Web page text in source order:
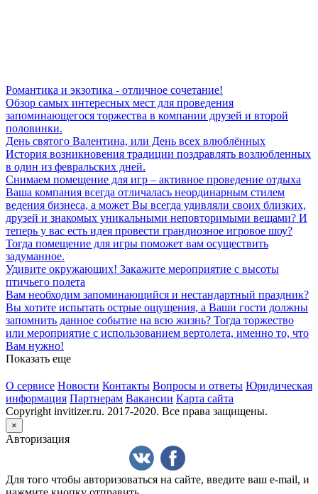
Романтика и экзотика - отличное сочетание!
Обзор самых интересных мест для проведения
запоминающегося торжества в компании друзей и второй
половинки.
День святого Валентина, или День всех влюблённых
История возникновения традиции поздравлять возлюбленных
в один из февральских дней.
Снимаем помещение для игр – активное проведение отдыха
Ваша компания всегда отличалась неординарным стилем
ведения бизнеса, а может Вы всегда удивляли своих близких,
друзей и знакомых уникальными неповторимыми вещами? И
теперь у вас есть идея провести грандиозное игровое шоу?
Тогда помещение для игры поможет вам осуществить
задуманное.
Удивите окружающих! Закажите мероприятие с высоты
птичьего полета
Вам необходим запоминающийся и нестандартный праздник?
Вы хотите испытать острые ощущения, а Ваши гости должны
запомнить данное событие на всю жизнь? Тогда торжество
или мероприятие с использованием вертолета, именно то, что
Вам нужно!
Показать еще
О сервисе Новости Контакты Вопросы и ответы Юридическая
информация Партнерам Вакансии Карта сайта
Copyright invitizer.ru. 2017-2020. Все права защищены.
×
Авторизация
Для того чтобы авторизоваться на сайте, введите ваш e-mail, и